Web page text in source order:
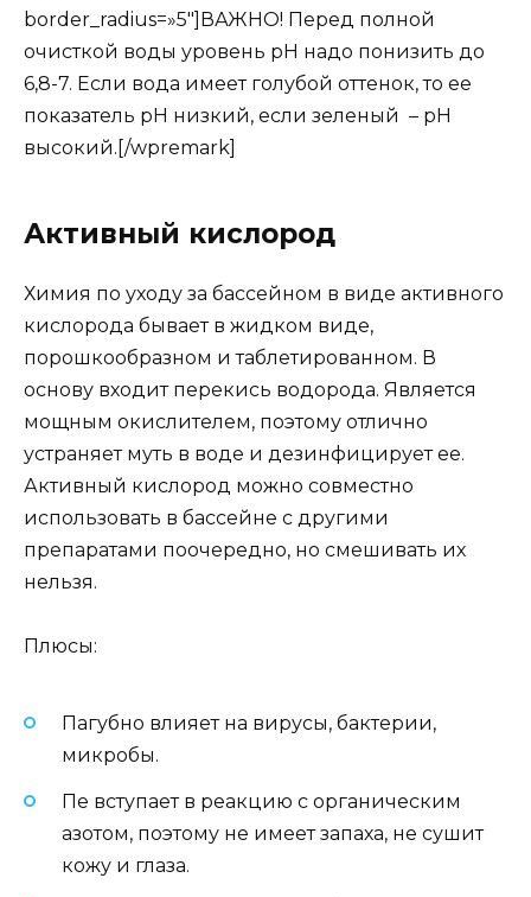
border_radius=»5″]ВАЖНО! Перед полной
очисткой воды уровень рН надо понизить до
6,8-7. Если вода имеет голубой оттенок, то ее
показатель рН низкий, если зеленый – рН
высокий.[/wpremark]
Активный кислород
Химия по уходу за бассейном в виде активного
кислорода бывает в жидком виде,
порошкообразном и таблетированном. В
основу входит перекись водорода. Является
мощным окислителем, поэтому отлично
устраняет муть в воде и дезинфицирует ее.
Активный кислород можно совместно
использовать в бассейне с другими
препаратами поочередно, но смешивать их
нельзя.
Плюсы:
Пагубно влияет на вирусы, бактерии,
микробы.
Пе вступает в реакцию с органическим
азотом, поэтому не имеет запаха, не сушит
кожу и глаза.